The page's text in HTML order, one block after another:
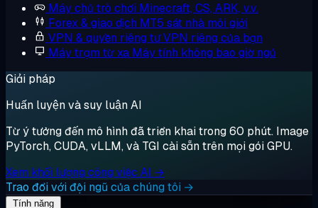
Máy chủ trò chơi Minecraft, CS, ARK, v.v.
Forex & giao dịch MT5 sát nhà môi giới
VPN & quyền riêng tưVPN riêng của bạn
Máy trạm từ xa Máy tính không bao giờ ngủ
Giải pháp
Huấn luyện và suy luận AI
Từ ý tưởng đến mô hình đã triển khai trong 60 phút. Image
PyTorch, CUDA, vLLM, và TGI cài sẵn trên mọi gói GPU.
Xem khối lượng công việc AI →
Trao đổi với đội ngũ của chúng tôi →